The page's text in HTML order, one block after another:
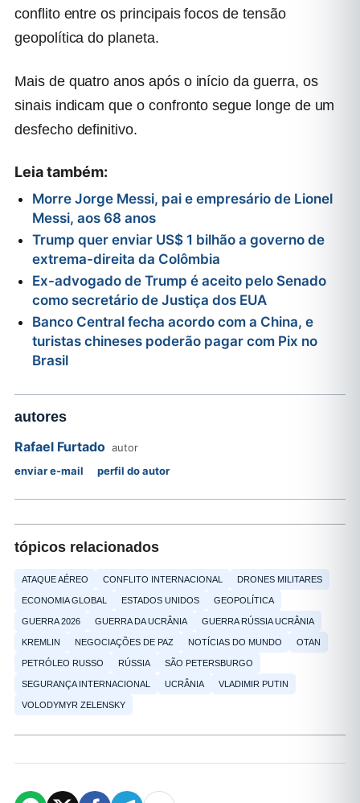
conflito entre os principais focos de tensão
geopolítica do planeta.
Mais de quatro anos após o início da guerra, os
sinais indicam que o confronto segue longe de um
desfecho definitivo.
Leia também:
Morre Jorge Messi, pai e empresário de Lionel
Messi, aos 68 anos
Trump quer enviar US$ 1 bilhão a governo de
extrema-direita da Colômbia
Ex-advogado de Trump é aceito pelo Senado
como secretário de Justiça dos EUA
Banco Central fecha acordo com a China, e
turistas chineses poderão pagar com Pix no
Brasil
autores
Rafael Furtado autor
enviar e-mail
perfil do autor
tópicos relacionados
ATAQUE AÉREO CONFLITO INTERNACIONAL DRONES MILITARES
ECONOMIA GLOBAL ESTADOS UNIDOS GEOPOLÍTICA
GUERRA 2026 GUERRA DA UCRÂNIA GUERRA RÚSSIA UCRÂNIA
KREMLIN NEGOCIAÇÕES DE PAZ NOTÍCIAS DO MUNDO OTAN
PETRÓLEO RUSSO RÚSSIA SÃO PETERSBURGO
SEGURANÇA INTERNACIONAL UCRÂNIA VLADIMIR PUTIN
VOLODYMYR ZELENSKY